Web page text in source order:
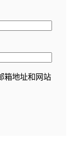
箱地址和网站